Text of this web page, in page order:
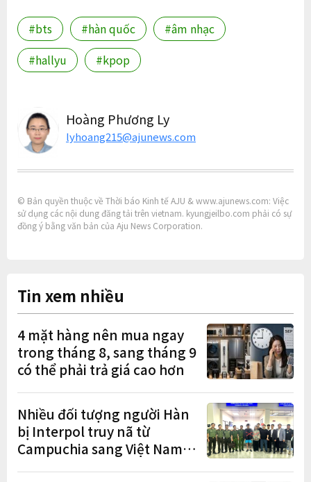
#bts #hàn quốc
#âm nhạc
#hallyu
#kpop
Hoàng Phương Ly
lyhoang215@ajunews.com
© Bản quyền thuộc về Thời báo Kinh tế AJU & www.ajunews.com: Việc
sử dụng các nội dung đăng tải trên vietnam. kyungjeilbo.com phải có sự
đồng ý bằng văn bản của Aju News Corporation.
Tin xem nhiều
4 mặt hàng nên mua ngay
trong tháng 8, sang tháng 9
có thể phải trả giá cao hơn
Nhiều đối tượng người Hàn
bị Interpol truy nã từ
Campuchia sang Việt Nam